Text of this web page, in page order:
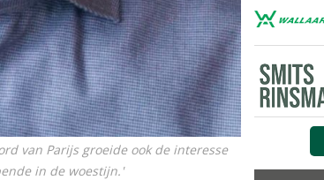
van Parijs groeide ook de interesse
in de woestijn.'